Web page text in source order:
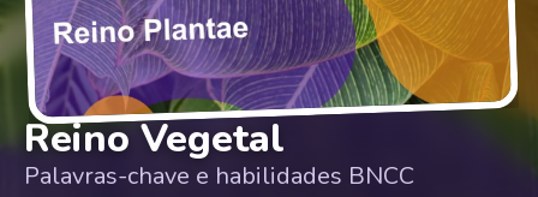
Reino Vegetal
Palavras-chave e habilidades BNCC